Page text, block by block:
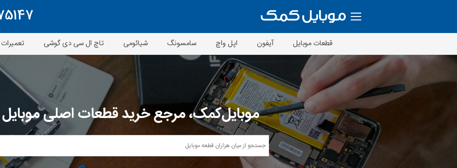
قطعات موبایل آیفون اپل واچ سامسونگ شیائومی تاچ ال سی دی گوشی
موبایل‌کمک، مرجع خرید قطعات اصلی موبایل